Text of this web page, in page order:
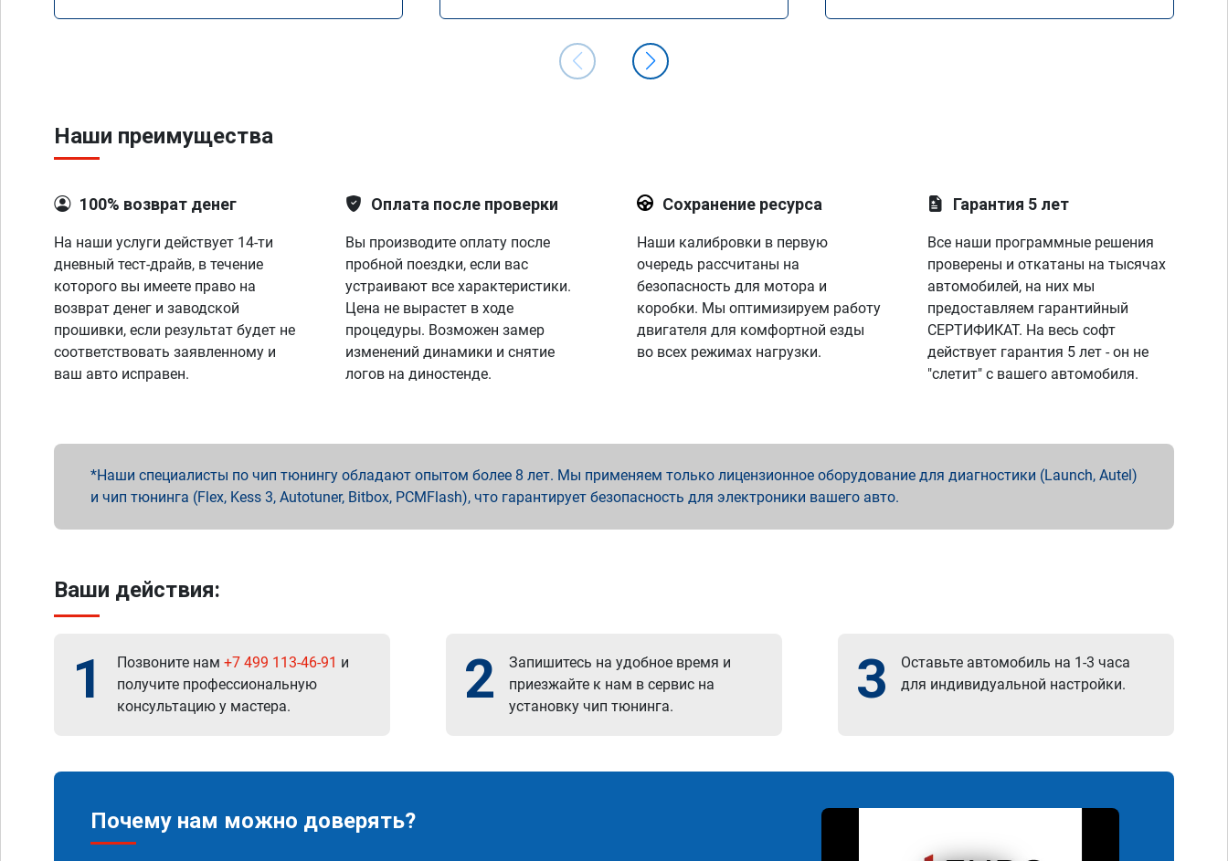
Наши преимущества
100% возврат денег
На наши услуги действует 14-ти
дневный тест-драйв, в течение
которого вы имеете право на
возврат денег и заводской
прошивки, если результат будет не
соответствовать заявленному и
ваш авто исправен.
Оплата после проверки
Вы производите оплату после
пробной поездки, если вас
устраивают все характеристики.
Цена не вырастет в ходе
процедуры. Возможен замер
изменений динамики и снятие
логов на диностенде.
Сохранение ресурса
Наши калибровки в первую
очередь рассчитаны на
безопасность для мотора и
коробки. Мы оптимизируем работу
двигателя для комфортной езды
во всех режимах нагрузки.
Гарантия 5 лет
Все наши программные решения
проверены и откатаны на тысячах
автомобилей, на них мы
предоставляем гарантийный
СЕРТИФИКАТ. На весь софт
действует гарантия 5 лет - он не
"слетит" с вашего автомобиля.
Наши специалисты по чип тюнингу обладают опытом более 8 лет. Мы применяем только лицензионное оборудование для диагностики (Launch, Autel)
и чип тюнинга (Flex, Kess 3, Autotuner, Bitbox, PCMFlash), что гарантирует безопасность для электроники вашего авто.
Ваши действия:
1 Позвоните нам +7 499 113-46-91 и
получите профессиональную
консультацию у мастера.
2
Запишитесь на удобное время и
приезжайте к нам в сервис на
установку чип тюнинга.
3
Оставьте автомобиль на 1-3 часа
для индивидуальной настройки.
Почему нам можно доверять?